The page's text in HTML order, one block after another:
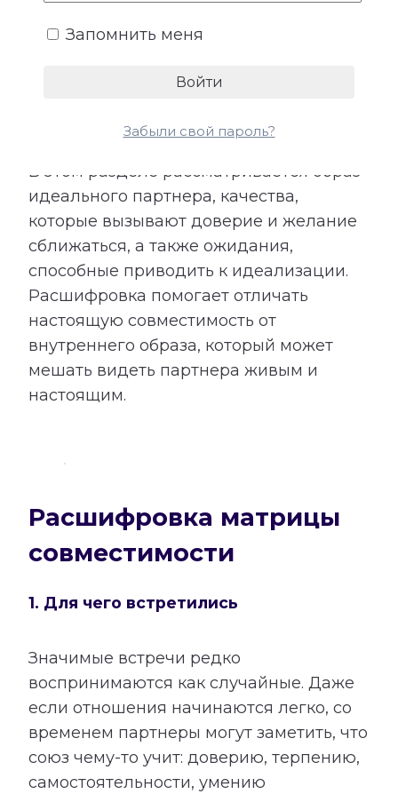
складывается из характера, жизненных
ценностей, прошлого опыта и
партнере. При этом идеальный образ не
реальным человеком рядом.
В этом разделе рассматривается образ
идеального партнера, качества,
которые вызывают доверие и желание
сближаться, а также ожидания,
способные приводить к идеализации.
Расшифровка помогает отличать
настоящую совместимость от
внутреннего образа, который может
мешать видеть партнера живым и
настоящим.
Расшифровка матрицы
совместимости
1. Для чего встретились
Значимые встречи редко
воспринимаются как случайные. Даже
если отношения начинаются легко, со
временем партнеры могут заметить, что
союз чему-то учит: доверию, терпению,
самостоятельности, умению
Запомнить меня
Забыли свой пароль?